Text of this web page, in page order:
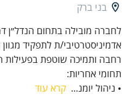
בני ברק
לחברה מובילה בתחום הנדל״ן
אדמיניסטרטיבי/ת לתפקיד מגוון
רחבה ותמיכה שוטפת בפעילות
תחומי אחריות:
• ניהול יומנ... קרא עוד